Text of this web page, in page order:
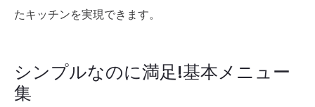
たキッチンを実現できます。
シンプルなのに満足!基本メニュー
集